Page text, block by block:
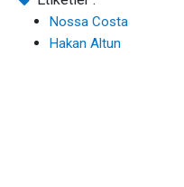
Nossa Costa
Hakan Altun